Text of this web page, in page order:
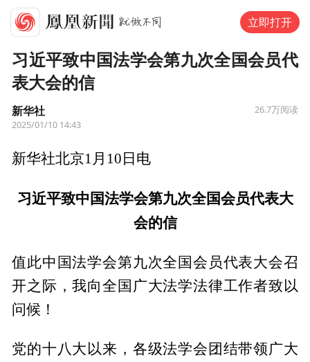
立即打开
习近平致中国法学会第九次全国会员代
表大会的信
新华社
2025/01/10 14:43
26.7万阅读
新华社北京1月10日电
习近平致中国法学会第九次全国会员代表大
会的信
值此中国法学会第九次全国会员代表大会召
开之际，我向全国广大法学法律工作者致以
问候！
党的十八大以来，各级法学会团结带领广大